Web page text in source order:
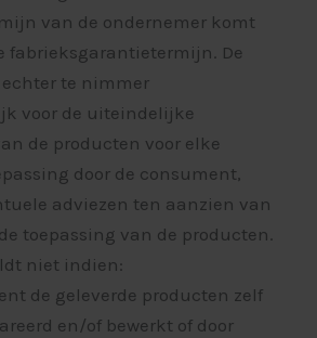
van de ondernemer komt
fabrieksgarantietermijn. De
te nimmer
voor de uiteindelijke
de producten voor elke
door de consument,
adviezen ten aanzien van
toepassing van de producten.
niet indien:
de geleverde producten zelf
en/of bewerkt of door